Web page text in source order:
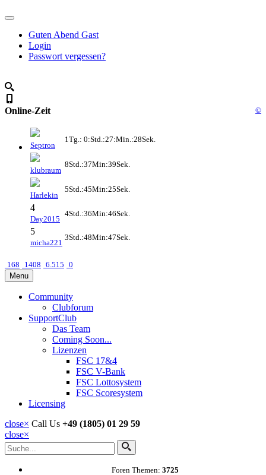
Guten Abend Gast
Login
Passwort vergessen?
Online-Zeit ©
Septron
1Tg.: 0:Std.:27:Min.:28Sek.
klubraum
8Std.:37Min:39Sek.
Harlekin
5Std.:45Min:25Sek.
4
Day2015
4Std.:36Min:46Sek.
5
micha221
3Std.:48Min:47Sek.
168 1408 6.515 0
Menu
Community
Clubforum
SupportClub
Das Team
Coming Soon...
Lizenzen
FSC 17&4
FSC V-Bank
FSC Lottosystem
FSC Scoresystem
Licensing
close× Call Us +49 (1805) 01 29 59
close×
Foren Themen: 3725